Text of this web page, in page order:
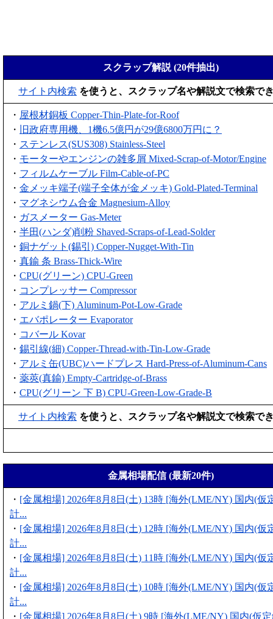
スクラップ解説 (20件抽出)
サイト内検索 を使うと、スクラップ名や解説文で検索で
・ 屋根材銅板 Copper-Thin-Plate-for-Roof
・
旧政府専用機、1機6.5億円が29億6800万円に？
・ ステンレス(SUS308) Stainless-Steel
・ モーターやエンジンの雑多屑 Mixed-Scrap-of-Motor/Engine
・ フィルムケーブル Film-Cable-of-PC
・ 金メッキ端子(端子全体が金メッキ) Gold-Plated-Terminal
・ マグネシウム合金 Magnesium-Alloy
・ ガスメーター Gas-Meter
・ 半田(ハンダ)削粉 Shaved-Scraps-of-Lead-Solder
・ 銅ナゲット(錫引) Copper-Nugget-With-Tin
・ 真鍮 条 Brass-Thick-Wire
・ CPU(グリーン) CPU-Green
・ コンプレッサー Compressor
・ アルミ鍋(下) Aluminum-Pot-Low-Grade
・ エバポレーター Evaporator
・ コバール Kovar
・ 錫引線(細) Copper-Thread-with-Tin-Low-Grade
・ アルミ缶(UBC)ハードプレス Hard-Press-of-Aluminum-Cans
・ 薬莢(真鍮) Empty-Cartridge-of-Brass
・ CPU(グリーン 下 B) CPU-Green-Low-Grade-B
サイト内検索 を使うと、スクラップ名や解説文で検索で
金属相場配信 (最新20件)
・ [金属相場] 2026年8月8日(土) 13時 [海外(LME/NY) 国内(仮
計...
・ [金属相場] 2026年8月8日(土) 12時 [海外(LME/NY) 国内(仮
計...
・ [金属相場] 2026年8月8日(土) 11時 [海外(LME/NY) 国内(仮
計...
・ [金属相場] 2026年8月8日(土) 10時 [海外(LME/NY) 国内(仮
計...
・ [金属相場] 2026年8月8日(土) 9時 [海外(LME/NY) 国内(仮